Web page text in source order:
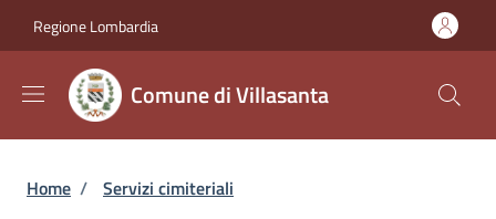
Regione Lombardia
Comune di Villasanta
Briciole di pane
Home / Servizi cimiteriali